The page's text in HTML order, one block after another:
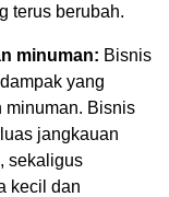
terus berubah.
minuman: Bisnis
yang
minuman. Bisnis
jangkauan
sekaligus
kecil dan